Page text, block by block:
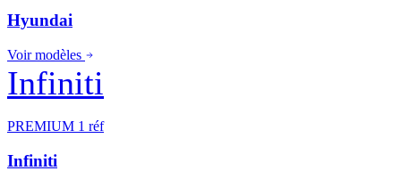
Hyundai
Voir modèles
Infiniti
PREMIUM 1 réf
Infiniti